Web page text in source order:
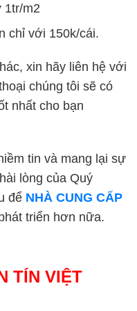
1tr/m2
chỉ với 150k/cái.
xin hãy liên hệ với
chúng tôi sẽ có
nhất cho bạn
tin và mang lại sự
lòng của Quý
để NHÀ CUNG CẤP
triển hơn nữa.
TÍN VIỆT